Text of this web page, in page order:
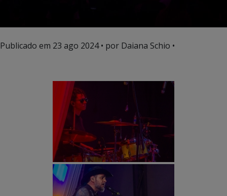
Publicado em 23 ago 2024• por Daiana Schio •